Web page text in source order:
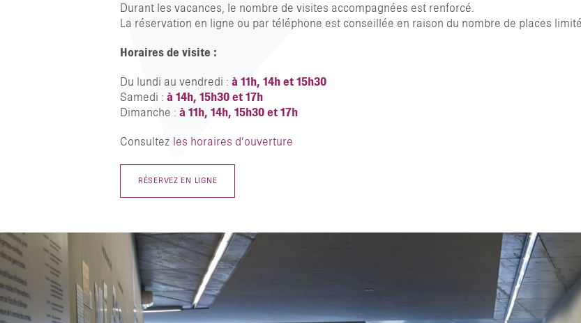
Durant les vacances, le nombre de visites accompagnées est renforcé.
La réservation en ligne ou par téléphone est conseillée en raison du nombre de places
Horaires de visite :
Du lundi au vendredi : à 11h, 14h et 15h30
Samedi : à 14h, 15h30 et 17h
Dimanche : à 11h, 14h, 15h30 et 17h
Consultez les horaires d’ouverture
RÉSERVEZ EN LIGNE